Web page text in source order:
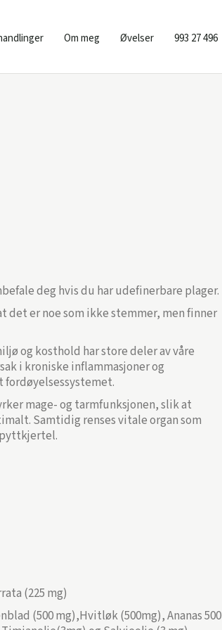
Om meg Øvelser 993 27 496
deg hvis du har udefinerbare plager.
det er noe som ikke stemmer, men finner
og kosthold har store deler av våre
i kroniske inflammasjoner og
mage- og tarmfunksjonen, slik at
Samtidig renses vitale organ som
(225 mg)
(500 mg),Hvitløk (500mg), Ananas 500